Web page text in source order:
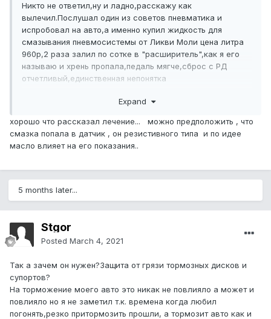
Никто не ответил,ну и ладно,расскажу как
вылечил.Послушал один из советов пневматика и
испробовал на авто,а именно купил жидкость для
смазывания пневмосистемы от Ликви Моли цена литра
960р,2 раза залил по сотке в "расширитель",как я его
называю и хрень пропала,педаль мягче,сброс с РД
отчетливый,единственная непонятка
приборов,чего-то здесь про это читал,поищу,может
Expand
хорошо что рассказал лечение... можно предположить , что
смазка попала в датчик , он резистивного типа и по идее
масло влияет на его показания..
5 months later...
Stgor
Posted March 4, 2021
Так а зачем он нужен?Защита от грязи тормозных дисков и
супортов?
На торможение моего авто это никак не повлияло а может и
повлияло но я не заметил т.к. времена когда любил
погонять,резко притормозить прошли, а тормозит авто как и